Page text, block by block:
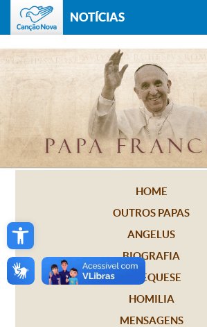
Open toolbar
NOTÍCIAS
HOME
OUTROS PAPAS
ANGELUS
BIOGRAFIA
CATEQUESE
HOMILIA
MENSAGENS